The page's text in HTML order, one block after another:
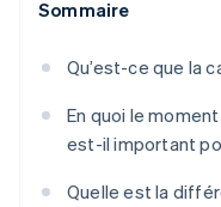
Sommaire
Qu’est-ce que la
En quoi le
est-il important
Quelle est la